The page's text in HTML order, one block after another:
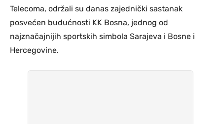
Telecoma, održali su danas zajednički sastanak
posvećen budućnosti KK Bosna, jednog od
najznačajnijih sportskih simbola Sarajeva i Bosne i
Hercegovine.